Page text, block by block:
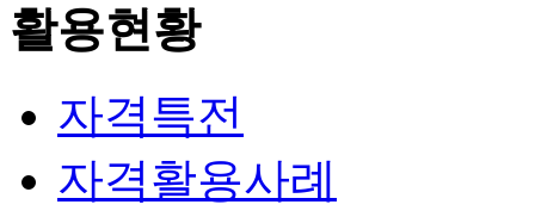
활용현황
자격특전
자격활용사례